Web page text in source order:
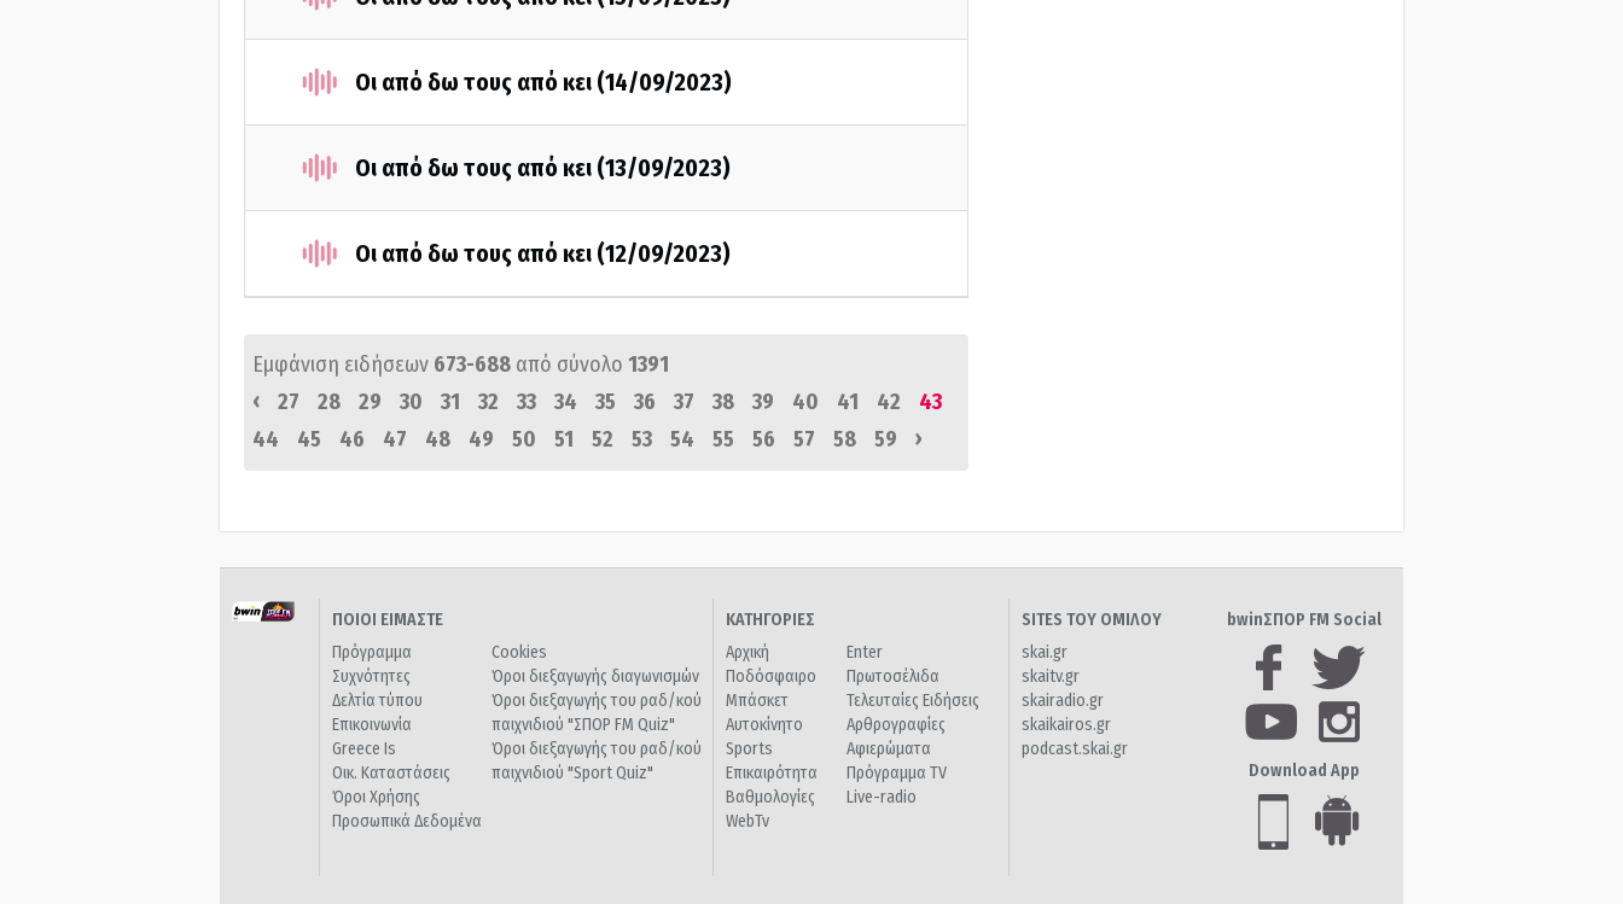
Οι από δω τους από κει (14/09/2023)
Οι από δω τους από κει (13/09/2023)
Οι από δω τους από κει (12/09/2023)
Εμφάνιση ειδήσεων 673-688 από σύνολο 1391
‹
27 28 29 30 31 32 33 34 35 36 37 38 39 40 41 42
43
44
45 46 47 48 49 50 51 52 53 54 55 56 57 58 59 ›
ΠΟΙΟΙ ΕΙΜΑΣΤΕ
Πρόγραμμα
Συχνότητες
Δελτία τύπου
Επικοινωνία
Greece Is
Οικ. Καταστάσεις
Όροι Χρήσης
Προσωπικά Δεδομένα
Cookies
Όροι διεξαγωγής διαγωνισμών
Όροι διεξαγωγής του ραδ/κού
παιχνιδιού "ΣΠΟΡ FM Quiz"
Όροι διεξαγωγής του ραδ/κού
παιχνιδιού "Sport Quiz"
ΚΑΤΗΓΟΡΙΕΣ
Αρχική
Ποδόσφαιρο
Μπάσκετ
Αυτοκίνητο
Sports
Επικαιρότητα
Βαθμολογίες
WebTv
Enter
Πρωτοσέλιδα
Τελευταίες Ειδήσεις
Αρθρογραφίες
Αφιερώματα
Πρόγραμμα TV
Live-radio
SITES ΤΟΥ ΟΜΙΛΟΥ
skai.gr
skaitv.gr
skairadio.gr
skaikairos.gr
podcast.skai.gr
bwinΣΠΟΡ FM Social
Download App